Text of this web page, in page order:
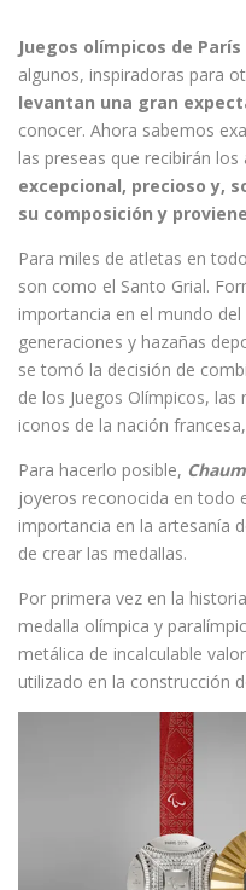
Juegos olímpicos de París
algunos, inspiradoras para
levantan una gran
conocer. Ahora sabemos
las preseas que recibirán los
excepcional, precioso y,
su composición y
Para miles de atletas en
son como el Santo Grial.
importancia en el mundo
generaciones y hazañas
se tomó la decisión de
de los Juegos Olímpicos,
iconos de la nación
Para hacerlo posible,
joyeros reconocida en todo
importancia en la artesanía
de crear las medallas.
Por primera vez en la
medalla olímpica y
metálica de incalculable
utilizado en la construcción